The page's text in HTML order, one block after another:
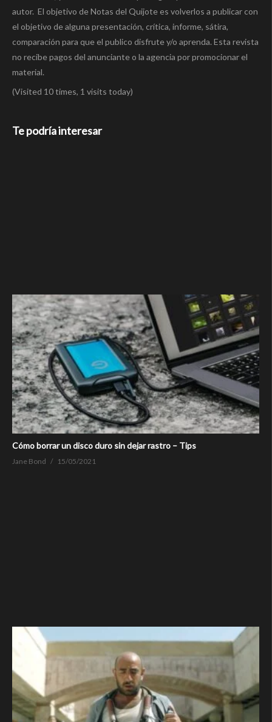
autor. El objetivo de Notas del Quijote es volverlos a publicar con
el objetivo de alguna presentación, crítica, informe, sátira,
comparación para que el publico disfrute y/o aprenda. Esta revista
no recibe pagos del anunciante o la agencia por promocionar el
material.
(Visited 10 times, 1 visits today)
Te podría interesar
Cómo borrar un disco duro sin dejar rastro – Tips
Jane Bond 15/05/2021